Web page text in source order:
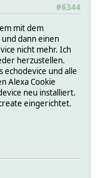
#6344
mit dem
dann einen
nicht mehr. Ich
herzustellen.
echodevice und alle
Alexa Cookie
neu installiert.
eingerichtet.